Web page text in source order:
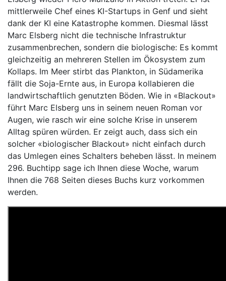
mittlerweile Chef eines KI-Startups in Genf und sieht
dank der KI eine Katastrophe kommen. Diesmal lässt
Marc Elsberg nicht die technische Infrastruktur
zusammenbrechen, sondern die biologische: Es kommt
gleichzeitig an mehreren Stellen im Ökosystem zum
Kollaps. Im Meer stirbt das Plankton, in Südamerika
fällt die Soja-Ernte aus, in Europa kollabieren die
landwirtschaftlich genutzten Böden. Wie in «Blackout»
führt Marc Elsberg uns in seinem neuen Roman vor
Augen, wie rasch wir eine solche Krise in unserem
Alltag spüren würden. Er zeigt auch, dass sich ein
solcher «biologischer Blackout» nicht einfach durch
das Umlegen eines Schalters beheben lässt. In meinem
296. Buchtipp sage ich Ihnen diese Woche, warum
Ihnen die 768 Seiten dieses Buchs kurz vorkommen
werden.